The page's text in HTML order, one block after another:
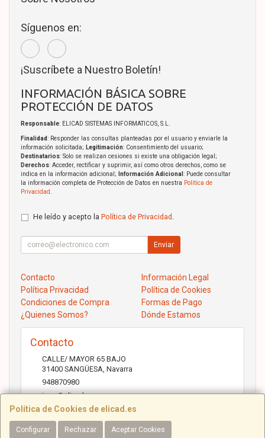
Política de Cookies de elicad.es
Configurar Rechazar Aceptar Cookies
Síguenos en:
¡Suscríbete a Nuestro Boletín!
INFORMACIÓN BÁSICA SOBRE
PROTECCIÓN DE DATOS
Responsable: ELICAD SISTEMAS INFORMATICOS, S.L.
Finalidad: Responder las consultas planteadas por el usuario y enviarle la
información solicitada; Legitimación: Consentimiento del usuario;
Destinatarios: Solo se realizan cesiones si existe una obligación legal;
Derechos: Acceder, rectificar y suprimir, así como otros derechos, como se
indica en la información adicional;
Información Adicional : Puede consultar
la información completa de Protección de Datos en nuestra Política de
Privacidad
He leído y acepto la Política de Privacidad
Enviar
Contacto
Información Legal
Política Privacidad
Política de Cookies
Condiciones de Compra
Formas de Pago
¿Quienes Somos?
Dónde Estamos
Contacto
CALLE/ MAYOR 65 BAJO
31400 SANGÜESA Navarra
948870980
jose@elicad.com
Horario